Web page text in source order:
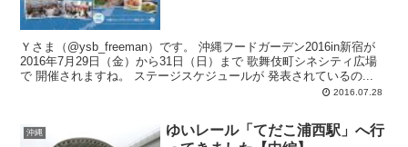
Ｙさま（@ysb_freeman）です。 沖縄フードガーデン2016in新宿が
2016年7月29日（金）から31日（日）まで 歌舞伎町シネシティ広場
で 開催されますね。 ステージスケジュールが 発表されているの...
2016.07.28
沖縄
ゆいレール「てだこ浦西駅」へ行